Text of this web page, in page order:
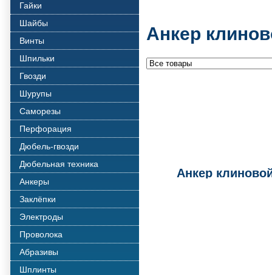
Гайки
Шайбы
Винты
Шпильки
Гвозди
Шурупы
Саморезы
Перфорация
Дюбель-гвозди
Дюбельная техника
Анкеры
Заклёпки
Электроды
Проволока
Абразивы
Шплинты
Анкер
Анкер